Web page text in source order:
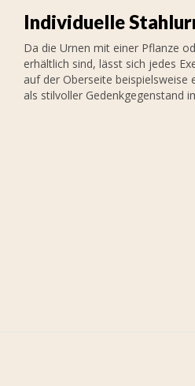
Individuelle
Da die Urnen mit einer Pflanze
erhältlich sind, lässt sich jedes
auf der Oberseite
als stilvoller Gedenkgegenstand